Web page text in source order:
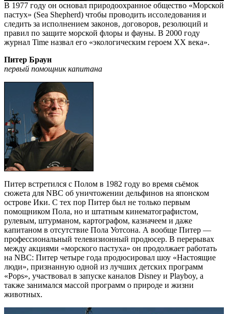
В 1977 году он основал природоохранное общество «Морской
пастух» (Sea Shepherd) чтобы проводить иссоледования и
следить за исполнением законов, договоров, резолюций и
правил по защите морской флоры и фауны. В 2000 году
журнал Time назвал его «экологическим героем XX века».
Питер Браун
первый помощник капитана
Питер встретился с Полом в 1982 году во время сьёмок
сюжета для NBC об уничтожении дельфинов на японском
острове Ики. С тех пор Питер был не только первым
помощником Пола, но и штатным кинематографистом,
рулевым, штурманом, картографом, казначеем и даже
капитаном в отсутствие Пола Уотсона. А вообще Питер —
профессиональный телевизионный продюсер. В перерывах
между акциями «морского пастуха» он продолжает работать
на NBC: Питер четыре года продюсировал шоу «Настоящие
люди», признанную одной из лучших детских программ
«Pops», участвовал в запуске каналов Disney и Playboy, а
также занимался массой программ о природе и жизни
животных.